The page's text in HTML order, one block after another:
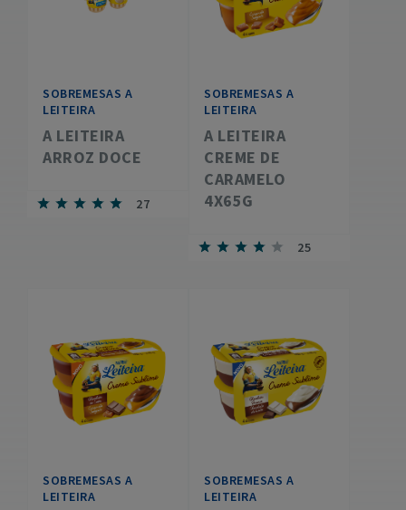
SOBREMESAS A
LEITEIRA
A LEITEIRA
ARROZ DOCE
27
SOBREMESAS A
LEITEIRA
A LEITEIRA
CREME DE
CARAMELO
4X65G
25
SOBREMESAS A
LEITEIRA
SOBREMESAS A
LEITEIRA